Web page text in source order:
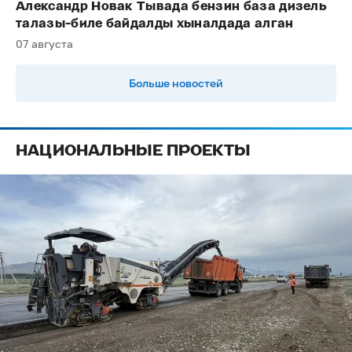
Александр Новак Тывада бензин база дизель
талазы-биле байдалды хыналдада алган
07 августа
Больше новостей
НАЦИОНАЛЬНЫЕ ПРОЕКТЫ